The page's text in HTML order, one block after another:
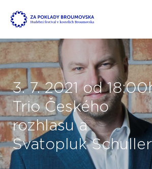
3. 7. 2021 od
Trio Českého
rozhlasu a
Svatopluk Schuller